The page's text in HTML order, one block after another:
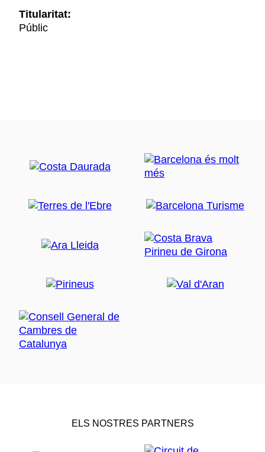
Titularitat:
Públic
ELS NOSTRES PARTNERS